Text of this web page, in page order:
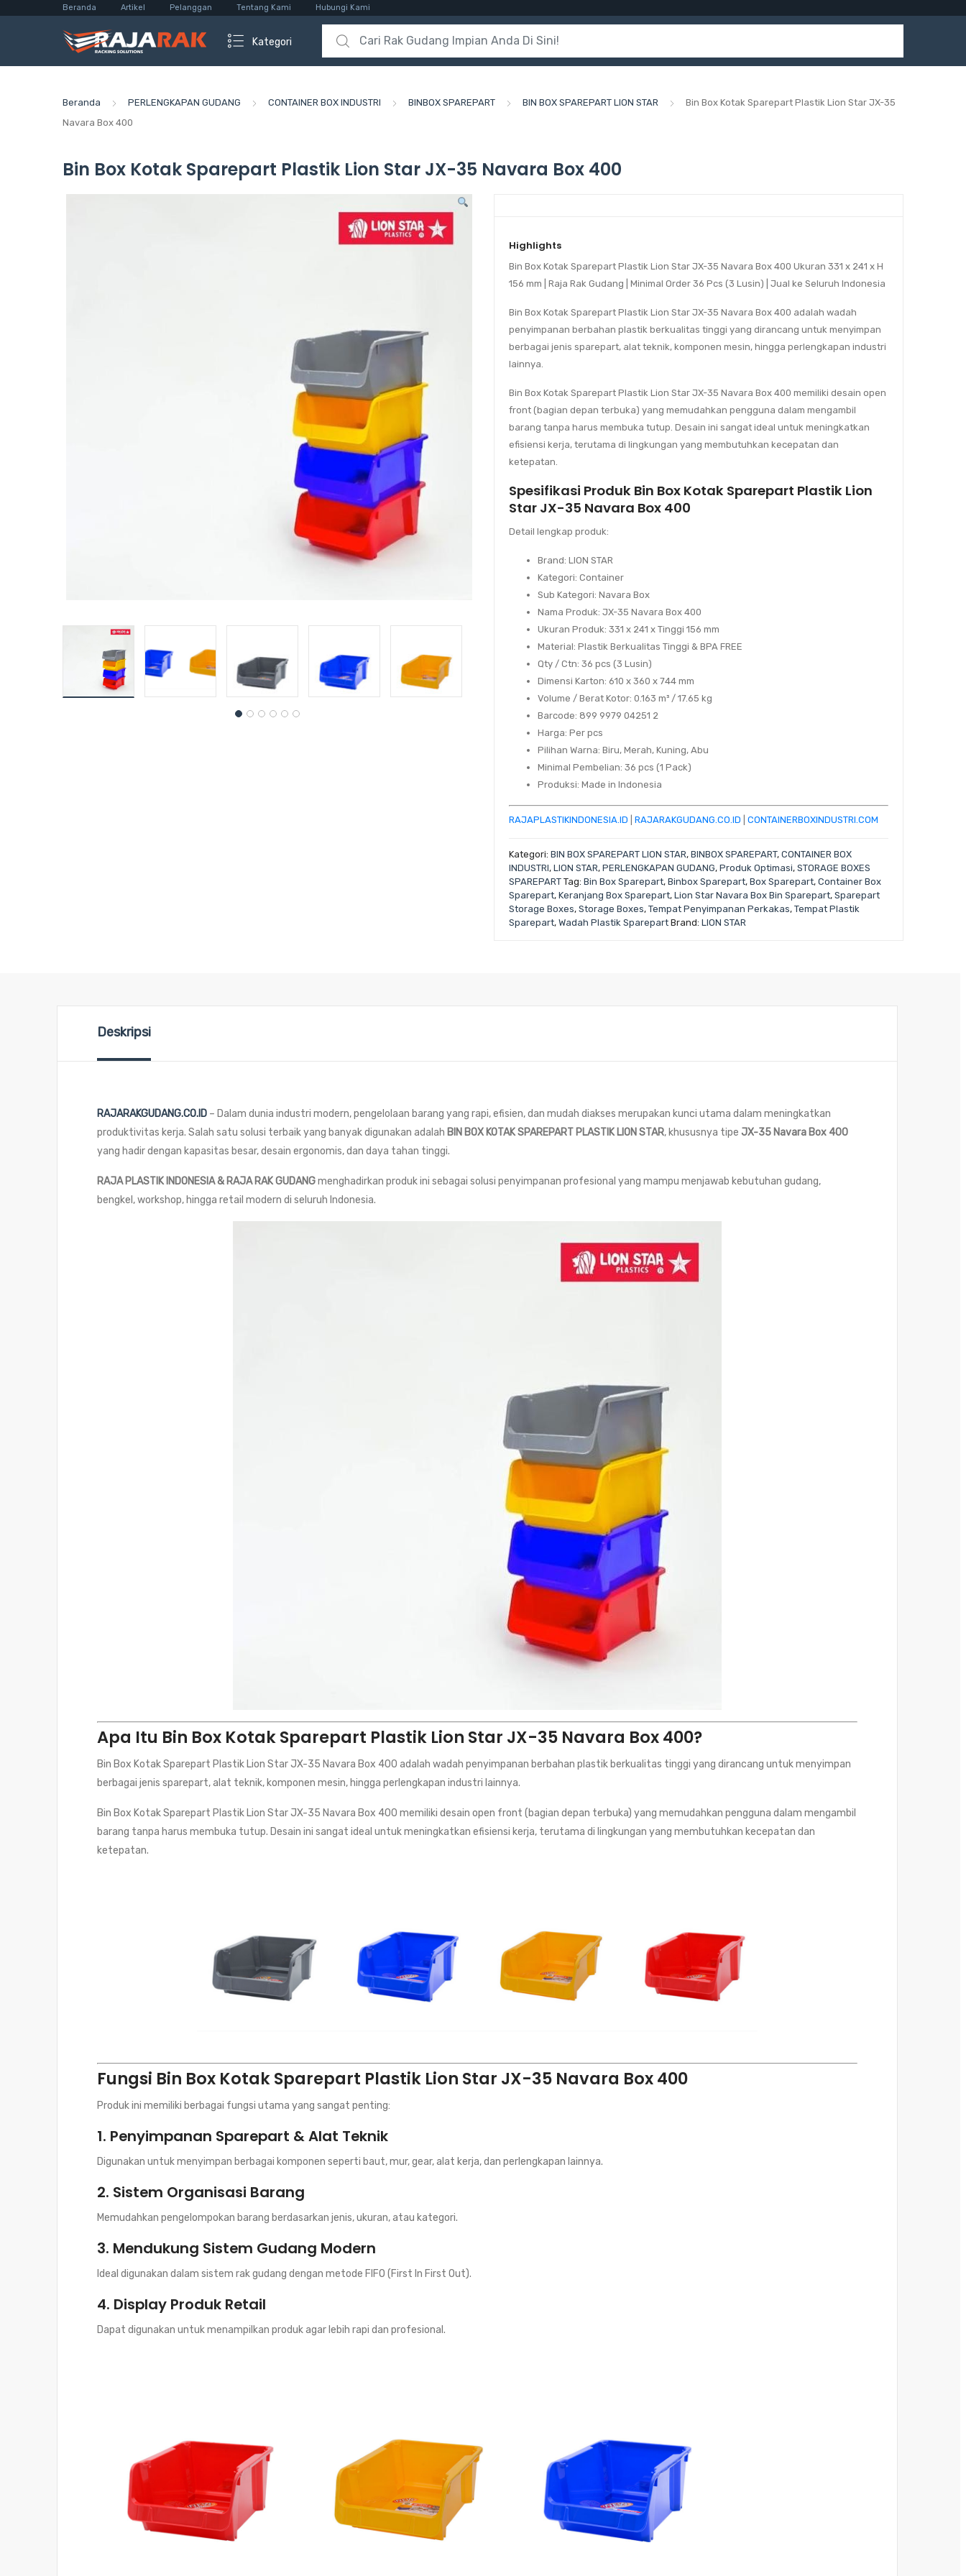
Beranda Artikel Pelanggan Tentang Kami Hubungi Kami
Kategori
Search for:
Beranda PERLENGKAPAN GUDANG CONTAINER BOX INDUSTRI BINBOX SPAREPART BIN BOX SPAREPART LION STAR
Bin Box Kotak Sparepart Plastik Lion Star JX-35
Navara Box 400
Bin Box Kotak Sparepart Plastik Lion Star JX-35 Navara Box 400
Highlights
Bin Box Kotak Sparepart Plastik Lion Star JX-35 Navara Box 400 Ukuran 331 x 241 x H
156 mm | Raja Rak Gudang | Minimal Order 36 Pcs (3 Lusin) | Jual ke Seluruh Indonesia
Bin Box Kotak Sparepart Plastik Lion Star JX-35 Navara Box 400 adalah wadah
penyimpanan berbahan plastik berkualitas tinggi yang dirancang untuk menyimpan
berbagai jenis sparepart, alat teknik, komponen mesin, hingga perlengkapan industri
lainnya.
Bin Box Kotak Sparepart Plastik Lion Star JX-35 Navara Box 400 memiliki desain open
front (bagian depan terbuka) yang memudahkan pengguna dalam mengambil
barang tanpa harus membuka tutup. Desain ini sangat ideal untuk meningkatkan
efisiensi kerja, terutama di lingkungan yang membutuhkan kecepatan dan
ketepatan.
Spesifikasi Produk Bin Box Kotak Sparepart Plastik Lion
Star JX-35 Navara Box 400
Detail lengkap produk:
Brand: LION STAR
Kategori: Container
Sub Kategori: Navara Box
Nama Produk: JX-35 Navara Box 400
Ukuran Produk: 331 x 241 x Tinggi 156 mm
Material: Plastik Berkualitas Tinggi & BPA FREE
Qty / Ctn: 36 pcs (3 Lusin)
Dimensi Karton: 610 x 360 x 744 mm
Volume / Berat Kotor: 0.163 m³ / 17.65 kg
Barcode: 899 9979 04251 2
Harga: Per pcs
Pilihan Warna: Biru, Merah, Kuning, Abu
Minimal Pembelian: 36 pcs (1 Pack)
Produksi: Made in Indonesia
RAJAPLASTIKINDONESIA.ID RAJARAKGUDANG.CO.ID CONTAINERBOXINDUSTRI.COM
Kategori: BIN BOX SPAREPART LION STAR, BINBOX SPAREPART, CONTAINER BOX
INDUSTRI, LION STAR, PERLENGKAPAN GUDANG, Produk Optimasi, STORAGE BOXES
SPAREPART Tag: Bin Box Sparepart, Binbox Sparepart, Box Sparepart, Container Box
Sparepart, Keranjang Box Sparepart, Lion Star Navara Box Bin Sparepart, Sparepart
Storage Boxes, Storage Boxes, Tempat Penyimpanan Perkakas, Tempat Plastik
Sparepart, Wadah Plastik Sparepart Brand: LION STAR
Deskripsi
RAJARAKGUDANG.CO.ID – Dalam dunia industri modern, pengelolaan barang yang rapi, efisien, dan mudah diakses merupakan kunci utama dalam meningkatkan
produktivitas kerja. Salah satu solusi terbaik yang banyak digunakan adalah BIN BOX KOTAK SPAREPART PLASTIK LION STAR, khususnya tipe JX-35 Navara Box 400
yang hadir dengan kapasitas besar, desain ergonomis, dan daya tahan tinggi.
RAJA PLASTIK INDONESIA & RAJA RAK GUDANGmenghadirkan produk ini sebagai solusi penyimpanan profesional yang mampu menjawab kebutuhan gudang,
bengkel, workshop, hingga retail modern di seluruh Indonesia.
Apa Itu Bin Box Kotak Sparepart Plastik Lion Star JX-35 Navara Box 400?
Bin Box Kotak Sparepart Plastik Lion Star JX-35 Navara Box 400 adalah wadah penyimpanan berbahan plastik berkualitas tinggi yang dirancang untuk menyimpan
berbagai jenis sparepart, alat teknik, komponen mesin, hingga perlengkapan industri lainnya.
Bin Box Kotak Sparepart Plastik Lion Star JX-35 Navara Box 400 memiliki desain open front (bagian depan terbuka) yang memudahkan pengguna dalam mengambil
barang tanpa harus membuka tutup. Desain ini sangat ideal untuk meningkatkan efisiensi kerja, terutama di lingkungan yang membutuhkan kecepatan dan
ketepatan.
Fungsi Bin Box Kotak Sparepart Plastik Lion Star JX-35 Navara Box 400
Produk ini memiliki berbagai fungsi utama yang sangat penting:
1. Penyimpanan Sparepart & Alat Teknik
Digunakan untuk menyimpan berbagai komponen seperti baut, mur, gear, alat kerja, dan perlengkapan lainnya.
2. Sistem Organisasi Barang
Memudahkan pengelompokan barang berdasarkan jenis, ukuran, atau kategori.
3. Mendukung Sistem Gudang Modern
Ideal digunakan dalam sistem rak gudang dengan metode FIFO (First In First Out).
4. Display Produk Retail
Dapat digunakan untuk menampilkan produk agar lebih rapi dan profesional.